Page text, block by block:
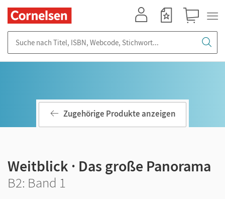
Zugehörige Produkte anzeigen
Weitblick · Das große Panorama
B2: Band 1